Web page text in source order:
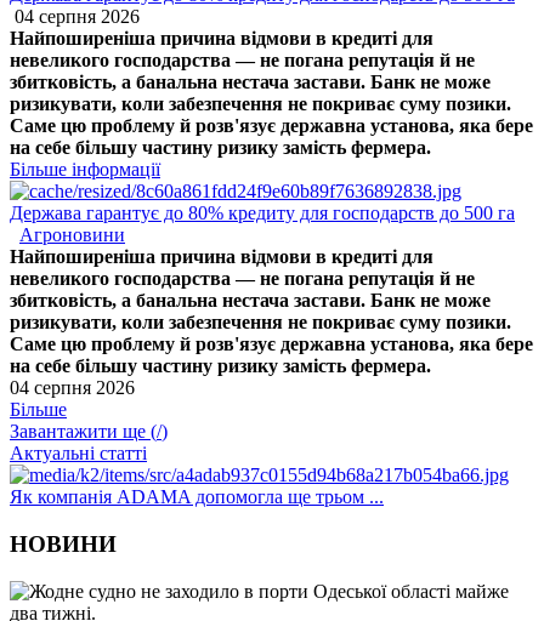
04 серпня 2026
Найпоширеніша причина відмови в кредиті для
невеликого господарства — не погана репутація й не
збитковість, а банальна нестача застави. Банк не може
ризикувати, коли забезпечення не покриває суму позики.
Саме цю проблему й розв'язує державна установа, яка бере
на себе більшу частину ризику замість фермера.
Більше інформації
Держава гарантує до 80% кредиту для господарств до 500 га
Агроновини
Найпоширеніша причина відмови в кредиті для
невеликого господарства — не погана репутація й не
збитковість, а банальна нестача застави. Банк не може
ризикувати, коли забезпечення не покриває суму позики.
Саме цю проблему й розв'язує державна установа, яка бере
на себе більшу частину ризику замість фермера.
04 серпня 2026
Більше
Завантажити ще (/)
Актуальні статті
Як компанія ADAMA допомогла ще трьом ...
НОВИНИ